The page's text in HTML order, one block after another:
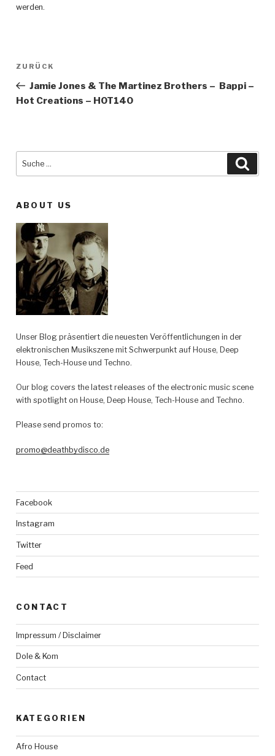
werden.
Beitragsnavigation
Vorheriger
ZURÜCK
Jamie Jones & The Martinez Brothers – Bappi –
Hot Creations – HOT140
ABOUT US
Unser Blog präsentiert die neuesten Veröffentlichungen in der
elektronischen Musikszene mit Schwerpunkt auf House, Deep
House, Tech-House und Techno.
Our blog covers the latest releases of the electronic music scene
with spotlight on House, Deep House, Tech-House and Techno.
Please send promos to:
promo@deathbydisco.de
Facebook
Instagram
Twitter
Feed
CONTACT
Impressum / Disclaimer
Dole & Kom
Contact
KATEGORIEN
Afro House